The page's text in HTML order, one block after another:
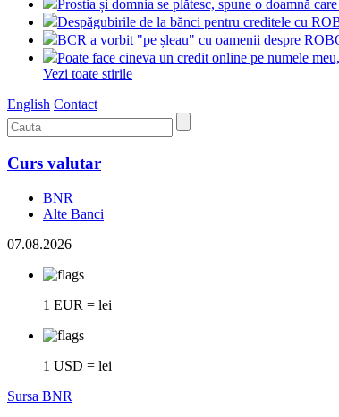
Prostia și domnia se plătesc, spune o doamnă
Despăgubirile de la bănci pentru creditele cu
BCR a vorbit "pe șleau" cu oamenii despre
Poate face cineva un credit online pe numele
Vezi toate stirile
English Contact
Curs valutar
BNR
Alte Banci
07.08.2026
1 EUR = lei
1 USD = lei
Sursa BNR